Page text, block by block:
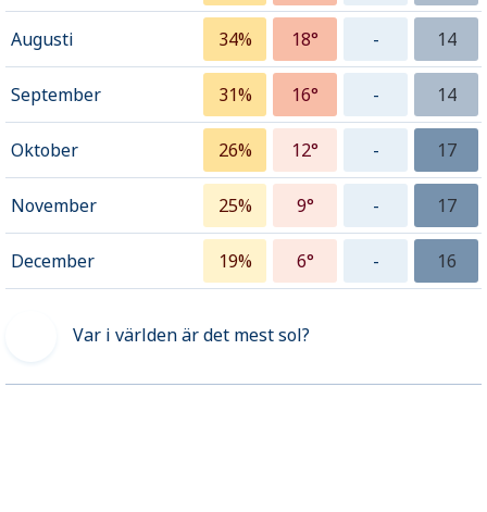
Augusti 34% 18° - 14
September 31% 16° - 14
Oktober 26% 12° - 17
November 25% 9° - 17
December 19% 6° - 16
Var i världen är det mest sol?